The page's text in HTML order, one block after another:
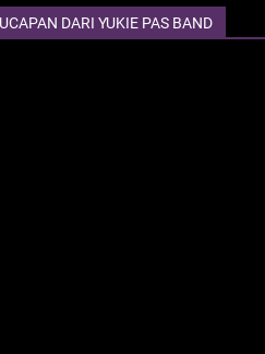
UCAPAN DARI YUKIE PAS BAND